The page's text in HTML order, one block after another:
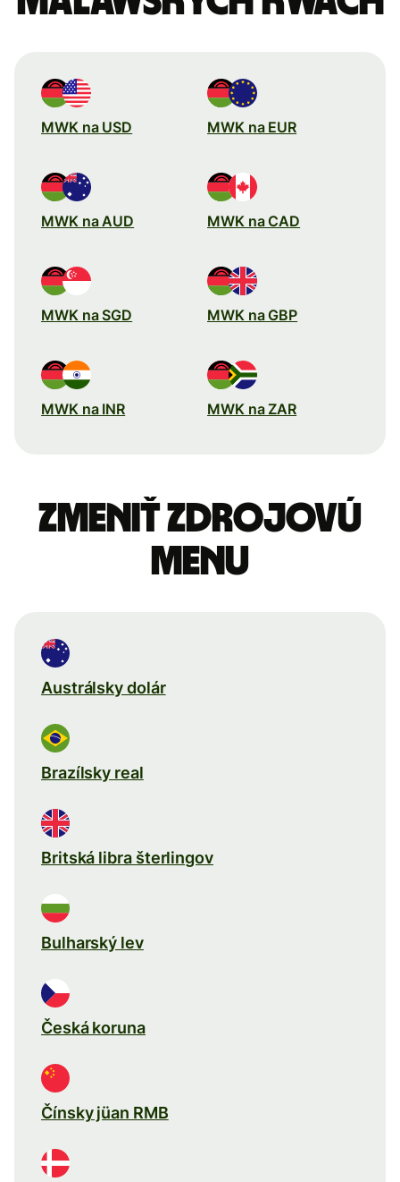
MWK na USD MWK na EUR
MWK na AUD MWK na CAD
MWK na SGD MWK na GBP
MWK na INR MWK na ZAR
Zmeniť zdrojovú
menu
Austrálsky dolár
Brazílsky real
Britská libra šterlingov
Bulharský lev
Česká koruna
Čínsky jüan RMB